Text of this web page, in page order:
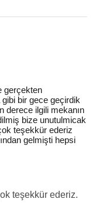
gerçekten
bir gece geçirdik
derece ilgili mekanın
bize unutulmicak
teşekkür ederiz
gelmişti hepsi
teşekkür ederiz.